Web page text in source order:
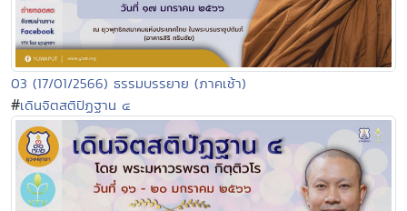
03 (17/01/2566) ธรรมบรรยาย (ภาคเช้า)
#เดินจิตสติปัฏฐาน ๔